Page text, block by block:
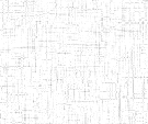
ENIEG Privé
ENIET Privé